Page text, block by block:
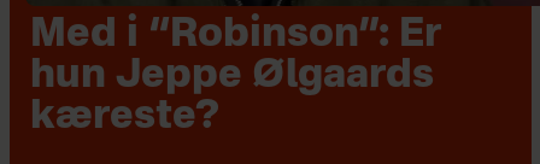
Med i “Robinson”: Er
hun Jeppe Ølgaards
kæreste?